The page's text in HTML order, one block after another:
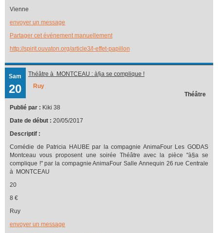
Vienne
envoyer un message
Partager cet événement manuellement
http://spirit.ouvaton.org/article3/l-effet-papillon
Sam
20
Théâtre à MONTCEAU : à§a se complique !
Ruy
Théâtre
Publié par : Kiki 38
Date de début : 20/05/2017
Descriptif :
Comédie de Patricia HAUBE par la compagnie AnimaFour Les GODAS
Montceau vous proposent une soirée Théâtre avec la pièce "à§a se
complique !" par la compagnie AnimaFour Salle Annequin 26 rue Centrale
à MONTCEAU
20
8 €
Ruy
envoyer un message